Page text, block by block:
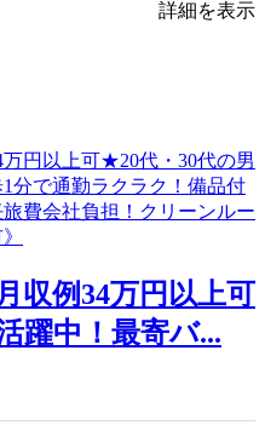
詳細を表示
収例34万円以上可
躍中！最寄バ...